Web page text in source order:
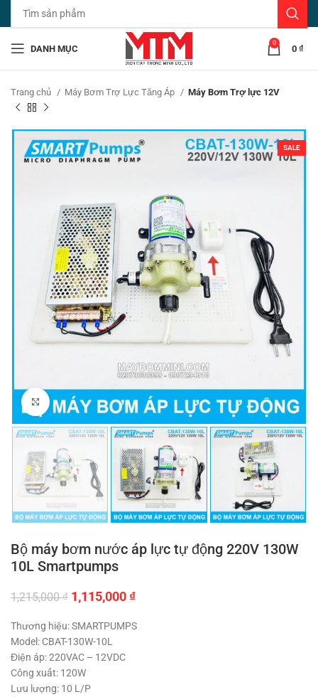
DANH MỤC
0
0 ₫
Trang chủ Máy Bơm Trợ Lực Tăng Áp Máy Bơm Trợ lực 12V
SALE
Click to enlarge
Bộ máy bơm nước áp lực tự động 220V 130W
10L Smartpumps
1,215,000₫ Giá
là:
1,215,000 ₫.
1,115,000 ₫Giá
tại
Thương hiệu: SMARTPUMPS
Model: CBAT-130W-10L
Điện áp: 220VAC – 12VDC
Công xuất: 120W
Lưu lượng: 10 L/P